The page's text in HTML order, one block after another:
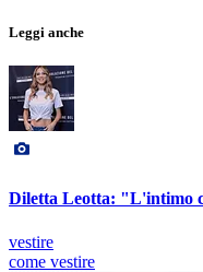
Leggi anche
Diletta Leotta: "L'intimo
vestire
come vestire